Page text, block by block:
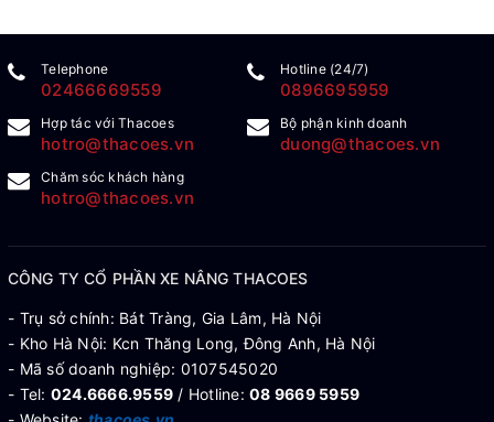
Telephone
02466669559
Hotline (24/7)
0896695959
Hợp tác với Thacoes
hotro@thacoes.vn
Bộ phận kinh doanh
duong@thacoes.vn
Chăm sóc khách hàng
hotro@thacoes.vn
CÔNG TY CỔ PHẦN XE NÂNG THACOES
- Trụ sở chính: Bát Tràng, Gia Lâm, Hà Nội
- Kho Hà Nội: Kcn Thăng Long, Đông Anh, Hà Nội
- Mã số doanh nghiệp: 0107545020
- Tel: 024.6666.9559 / Hotline: 08 9669 5959